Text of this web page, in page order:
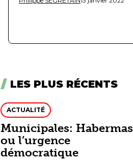
LES PLUS RÉCENTS
ACTUALITÉ
Municipales: Habermas
ou l’urgence
démocratique